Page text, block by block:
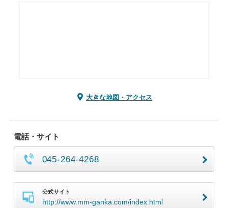
大きな地図・アクセス
電話・サイト
045-264-4268
公式サイト
http://www.mm-ganka.com/index.html